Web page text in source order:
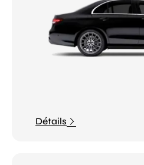
Détails